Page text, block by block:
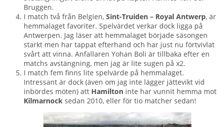
Bruggen.
I match två från Belgien, Sint-Truiden – Royal Antwerp, är
hemmalaget favoriter. Spelvärdet verkar dock ligga på
Antwerpen. Jag läser att hemmalaget började säsongen
starkt men har tappat efterhand och har just nu förtvivlat
svårt att vinna. Anfallaren Yohan Boli är tillbaka efter en
matchs avstängning, men jag är lite sugen på x2.
I match fem finns lite spelvärde på hemmalaget.
Intressant är dock (även om jag inte lägger jättevikt vid
inbördes möten) att Hamilton inte har vunnit hemma mot
Kilmarnock sedan 2010, eller för tio matcher sedan!